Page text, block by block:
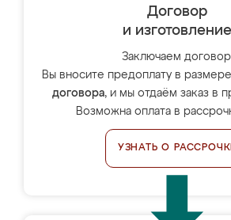
Договор
и изготовление
Заключаем
Вы вносите предоплату в размере
договора, и мы отдаём заказ в
Возможна оплата в
УЗНАТЬ О